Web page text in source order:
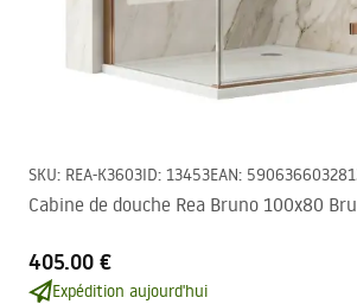
SKU: REA-K3603ID: 13453EAN:
Cabine de douche Rea Bruno 100x80
405.00 €
Expédition aujourd'hui